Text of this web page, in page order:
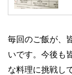
毎回のご飯が、
いです。今後も
な料理に挑戦し